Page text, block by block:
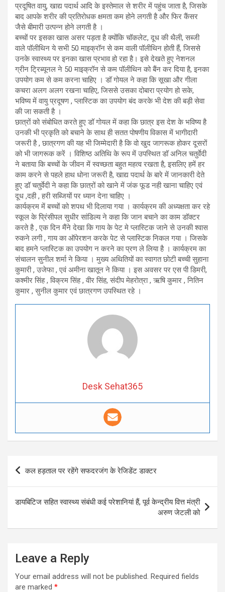
प्रदूषित वायु, खाद्य पदार्थ आदि के इस्तेमाल से शरीर में पहुंच जाता है, जिसके
बाद आपके शरीर की प्रतिरोधक क्षमता कम होने लगती है और फिर कैंसर
जैसे बीमारी उत्पन्न होने लगती है ।
बच्चों पर इसका खास असर पड़ता है क्योंकि चॉकलेट, दूध की थैली, सब्जी
वाले पॉलीथिन ये सभी 50 माइक्रॉन से कम वाली पॉलीथिन होती हैं, जिससे
उनके स्वास्थ्य पर इनका खास प्रभाव हो रहा है। इसे देखते हुए नेशनल
ग्रीन ट्रिब्यूनल ने 50 माइक्रॉन से कम पॉलीथिन को बैंन कर दिया है, इनका
उपयोग कम से कम करना चाहिए । डॉ गोयल ने कहा कि सूखा और गीला
कचरा अलग अलग रखना चाहिए, जिससे उसका दोबारा प्रयोग हो सके,
भविष्य में वायु प्रदूषण , प्लास्टिक का उपयोग बंद करके भी देश की बड़ी सेवा
की जा सकती है ।
छात्रों को संबोधित करते हुए डॉ गोयल में कहा कि छात्र इस देश के भविष्य है
उनकी भी प्रकृति को बचाने के साथ ही सतत पोषणीय विकास में भागीदारी
जरूरी है , छात्रगण की यह भी जिम्मेदारी है कि वो खुद जागरूक होकर दूसरों
को भी जागरूक करें । विशिष्ठ अतिथि के रूप में उपस्थित डॉ अनिल चतुर्वेदी
ने बताया कि बच्चों के जीवन में स्वच्छता बहुत महत्व रखता है, इसलिए हमें हर
काम करने से पहले हाथ धोना जरूरी है, खाद्य पदार्थ के बारे में जानकारी देते
हुए डॉ चतुर्वेदी ने कहा कि छात्रों को खाने में जंक फूड नही खाना चाहिए एवं
दूध ,दही , हरी सब्जियों पर ध्यान देना चाहिए ।
कार्यक्रम में बच्चों को शपथ भी दिलाया गया । कार्यक्रम की अध्यक्षता कर रहे
स्कूल के प्रिंसीपल सुधीर सांडिल्य ने कहा कि जान बचाने का काम डॉक्टर
करते है , एक दिन मैंने देखा कि गाय के पेट मे प्लास्टिक जाने से उनकी श्वास
रुकने लगी , गाय का ऑपेरशन करके पेट से प्लास्टिक निकल गया । जिसके
बाद हमने प्लास्टिक का उपयोग न करने का प्रण ले लिया है । कार्यक्रम का
संचालन सुनील शर्मा ने किया । मुख्य अथितियों का स्वागत छोटी बच्ची सुहाना
कुमारी , उजेफा , एवं अमीना खातून ने किया । इस अवसर पर एस पी डिमरी,
कश्मीर सिंह , विक्रम सिंह , वीर सिंह, संदीप मेहरोत्रा , ऋषि कुमार , नितिन
कुमार , सुनील कुमार एवं छात्रगण उपस्थित रहे ।
Desk Sehat365
Post
navigation
कल हड़ताल पर रहेंगे सफदरजंग के रेजिडेंट डाक्टर
डायबिटिज सहित स्वास्थ्य संबंधी कई परेशानियां हैं, पूर्व केन्द्रीय वित्त मंत्री
अरुण जेटली को
Leave a Reply
Your email address will not be published. Required fields
are marked *